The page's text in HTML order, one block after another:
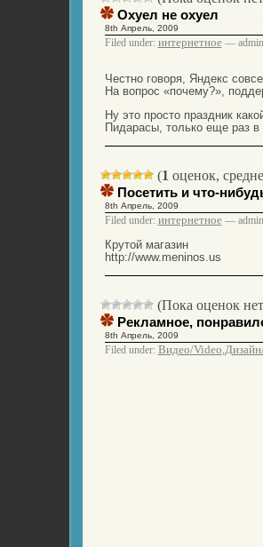
Охуел не охуел
8th Апрель, 2009
Filed under: интернетное— admin
Честно говоря, Яндекс
На вопрос «почему?»,
Ну это просто праздник
Пидарасы, только еще раз в
(1 оценок,
Посетить и что-
8th Апрель, 2009
Filed under: интернетное— admin
Крутой магазин
http://www.meninos.us
(Пока оценок
Рекламное,
8th Апрель, 2009
Filed under: Видео/Video